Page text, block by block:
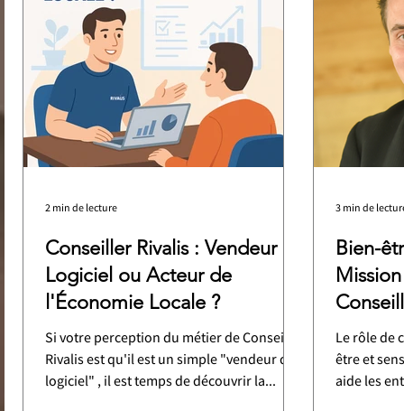
Conseiller Rivalis : Vendeur de
Logiciel ou Acteur de
l'Économie Locale ?
Si votre perception du métier de Conseiller
Rivalis est qu'il est un simple "vendeur de
logiciel" , il est temps de découvrir la...
2 min de lecture
Bien-
Le rôle de
être et
aide les
3 min de